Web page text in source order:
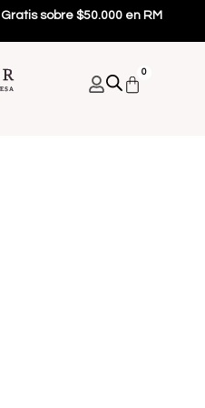
Gratis sobre $50.000 en RM
0
Carrito